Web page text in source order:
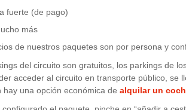
fuerte (de pago)
más
de nuestros paquetes son por persona y
del circuito son gratuitos, los parkings de
acceder al circuito en transporte público, se
hay una opción económica de alquilar un